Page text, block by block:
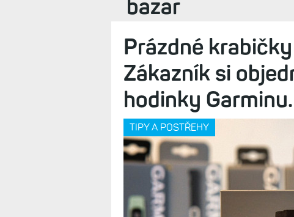
bazar
Prázdné
Zákazník si
hodinky
TIPY A POSTŘEHY